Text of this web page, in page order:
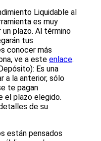
Liquidable al
es muy
plazo. Al término
tus
conocer más
ve a este enlace.
Es una
a la anterior, sólo
te pagan
el plazo elegido.
de su
están pensados